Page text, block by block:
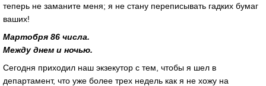
теперь не заманите меня; я не стану переписывать гадких бумаг
ваших!
Мартобря 86 числа.
Между днем и ночью.
Сегодня приходил наш экзекутор с тем, чтобы я шел в
департамент, что уже более трех недель как я не хожу на